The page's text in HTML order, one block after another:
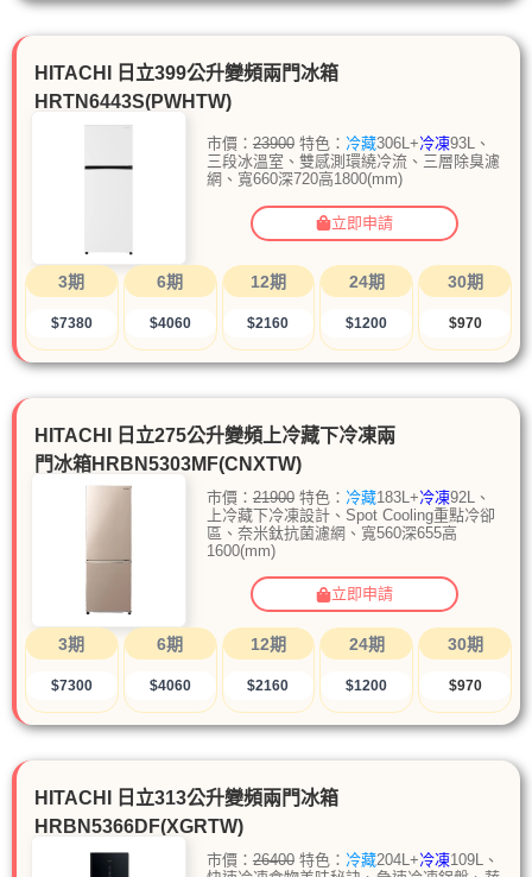
HITACHI 日立399公升變頻兩門冰箱
HRTN6443S(PWHTW)
市價： 23900特色： 冷藏306L+冷凍93L、
三段冰溫室、雙感測環繞冷流、三層除臭濾
網、寬660深720高1800(mm)
立即申請
3期
$7380
6期
$4060
12期
$2160
24期
$1200
30期
$970
HITACHI 日立275公升變頻上冷藏下冷凍兩
門冰箱HRBN5303MF(CNXTW)
市價： 21900特色： 冷藏183L+冷凍92L、
上冷藏下冷凍設計、Spot Cooling重點冷卻
區、奈米鈦抗菌濾網、寬560深655高
1600(mm)
立即申請
3期
$7300
6期
$4060
12期
$2160
24期
$1200
30期
$970
HITACHI 日立313公升變頻兩門冰箱
HRBN5366DF(XGRTW)
市價： 26400特色： 冷藏204L+冷凍109L、